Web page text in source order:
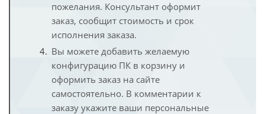
пожелания. Консультант оформит
заказ, сообщит стоимость и срок
исполнения заказа.
Вы можете добавить желаемую
конфигурацию ПК в корзину и
оформить заказ на сайте
самостоятельно. В комментарии к
заказу укажите ваши персональные